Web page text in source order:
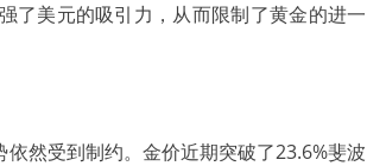
了美元的吸引力，从而限制了黄金的进一
然受到制约。金价近期突破了23.6%斐波